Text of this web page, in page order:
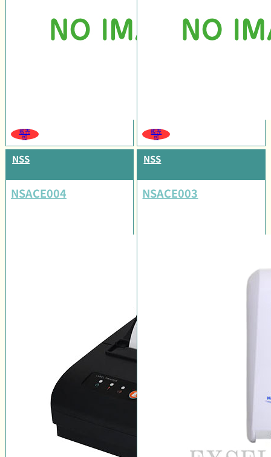
販売
可
販売
可
NSS
NSACE004
NSS
NSACE003